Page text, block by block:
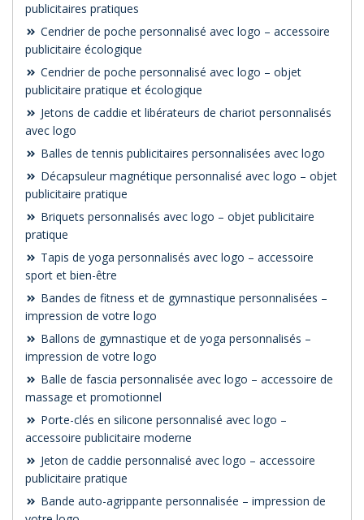
publicitaires pratiques
Cendrier de poche personnalisé avec logo – accessoire
publicitaire écologique
Cendrier de poche personnalisé avec logo – objet
publicitaire pratique et écologique
Jetons de caddie et libérateurs de chariot personnalisés
avec logo
Balles de tennis publicitaires personnalisées avec logo
Décapsuleur magnétique personnalisé avec logo – objet
publicitaire pratique
Briquets personnalisés avec logo – objet publicitaire
pratique
Tapis de yoga personnalisés avec logo – accessoire
sport et bien-être
Bandes de fitness et de gymnastique personnalisées –
impression de votre logo
Ballons de gymnastique et de yoga personnalisés –
impression de votre logo
Balle de fascia personnalisée avec logo – accessoire de
massage et promotionnel
Porte-clés en silicone personnalisé avec logo –
accessoire publicitaire moderne
Jeton de caddie personnalisé avec logo – accessoire
publicitaire pratique
Bande auto-agrippante personnalisée – impression de